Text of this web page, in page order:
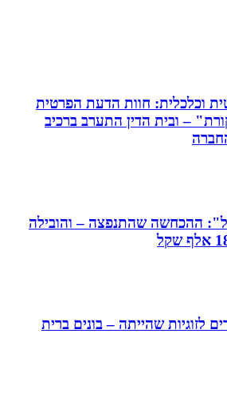
וכלכלית: חוות הדעת הפרטית
– ובית הדין התערב ברכיב
ההכחשה שהתנפצה – והובילה
לזוגיות שהייתה – בונים ברית